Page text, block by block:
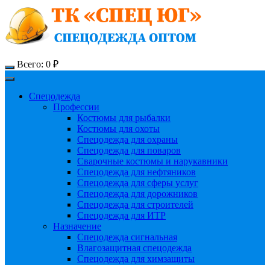
Всего: 0 ₽
Спецодежда
Профессии
Костюмы для рыбалки
Костюмы для охоты
Спецодежда для охраны
Спецодежда для поваров
Сварочные костюмы и нарукавники
Спецодежда для нефтяников
Спецодежда для сферы услуг
Спецодежда для дорожников
Спецодежда для строителей
Спецодежда для ИТР
Назначение
Спецодежда сигнальная
Влагозащитная спецодежда
Спецодежда для химзащиты